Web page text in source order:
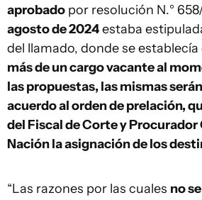
aprobado por resolución N.°
agosto de 2024estaba
del llamado, donde se establecía
más de un cargo vacante al
las propuestas, las mismas
acuerdo al orden de prelación,
del Fiscal de Corte y Procurador
Nación la asignación de los
“Las razones por las cuales no